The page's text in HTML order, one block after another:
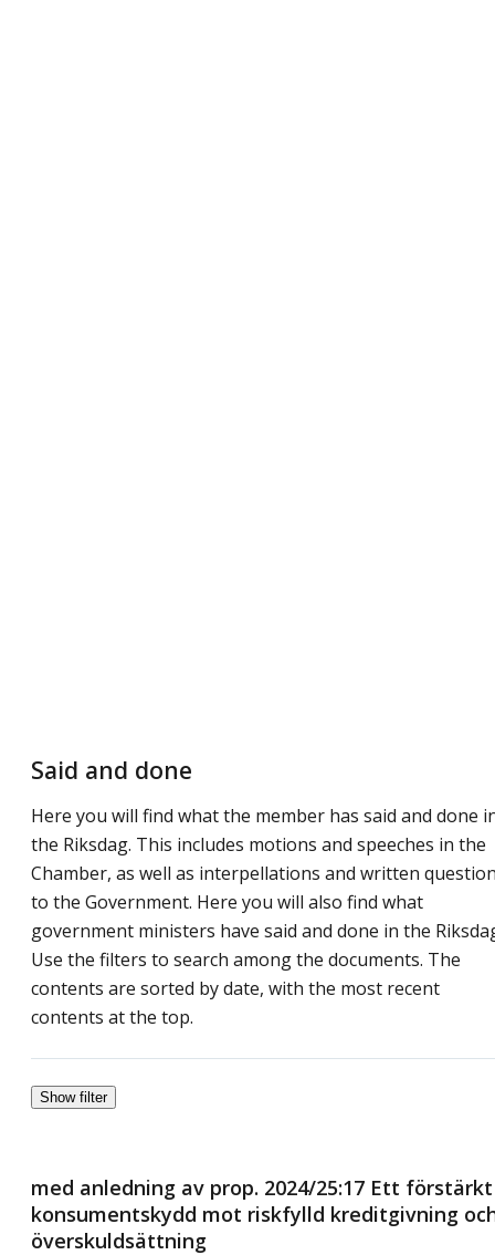
Said and done
Here you will find what the member has said and done
the Riksdag. This includes motions and speeches in the
Chamber, as well as interpellations and written
to the Government. Here you will also find what
government ministers have said and done in the
Use the filters to search among the documents. The
contents are sorted by date, with the most recent
contents at the top.
Show filter
med anledning av prop. 2024/25:17 Ett förstärkt
konsumentskydd mot riskfylld kreditgivning
överskuldsättning